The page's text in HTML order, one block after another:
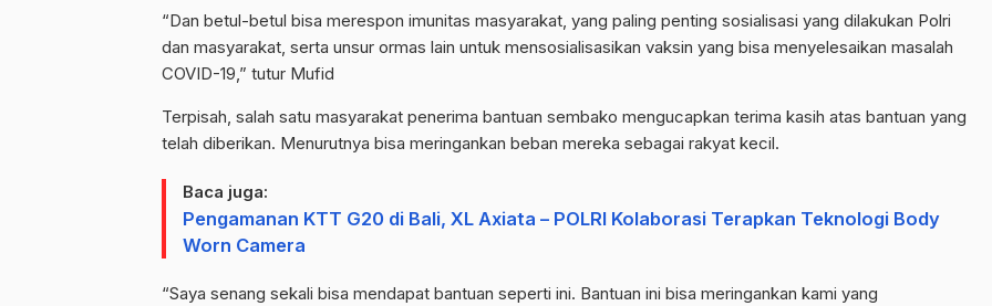
“Dan betul-betul bisa merespon imunitas masyarakat, yang paling penting sosialisasi yang dilakukan Polri
dan masyarakat, serta unsur ormas lain untuk mensosialisasikan vaksin yang bisa menyelesaikan masalah
COVID-19,” tutur Mufid
Terpisah, salah satu masyarakat penerima bantuan sembako mengucapkan terima kasih atas bantuan yang
telah diberikan. Menurutnya bisa meringankan beban mereka sebagai rakyat kecil.
Baca juga:
Pengamanan KTT G20 di Bali, XL Axiata – POLRI Kolaborasi Terapkan Teknologi Body
Worn Camera
“Saya senang sekali bisa mendapat bantuan seperti ini. Bantuan ini bisa meringankan kami yang